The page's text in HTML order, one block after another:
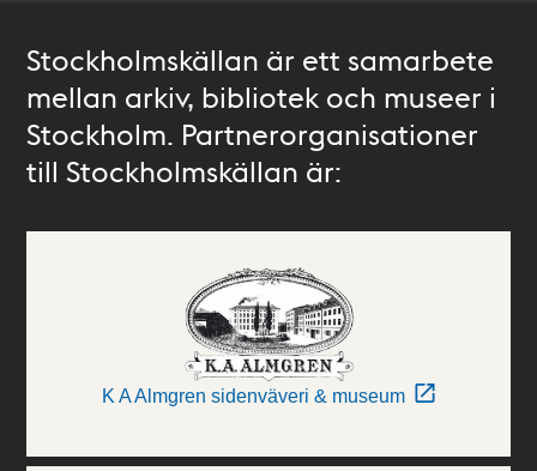
Stockholmskällan är ett samarbete
mellan arkiv, bibliotek och museer i
Stockholm. Partnerorganisationer
till Stockholmskällan är:
K A Almgren sidenväveri & museum